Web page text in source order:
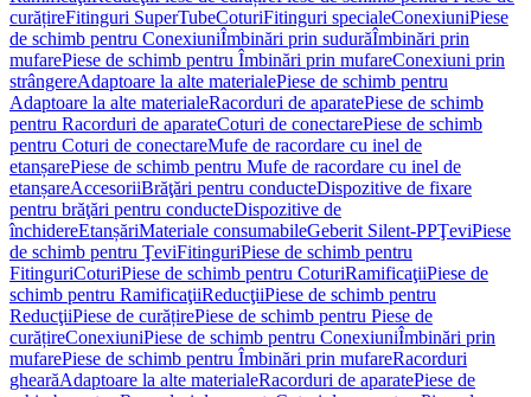
curățireFitinguri SuperTubeCoturiFitinguri specialeConexiuniPiese
de schimb pentru ConexiuniÎmbinări prin sudurăÎmbinări prin
mufarePiese de schimb pentru Îmbinări prin mufareConexiuni prin
strângereAdaptoare la alte materialePiese de schimb pentru
Adaptoare la alte materialeRacorduri de aparatePiese de schimb
pentru Racorduri de aparateCoturi de conectarePiese de schimb
pentru Coturi de conectareMufe de racordare cu inel de
etanșarePiese de schimb pentru Mufe de racordare cu inel de
etanșareAccesoriiBrăţări pentru conducteDispozitive de fixare
pentru brăţări pentru conducteDispozitive de
închidereEtanșăriMateriale consumabileGeberit Silent-PPŢeviPiese
de schimb pentru ŢeviFitinguriPiese de schimb pentru
FitinguriCoturiPiese de schimb pentru CoturiRamificaţiiPiese de
schimb pentru RamificaţiiReducţiiPiese de schimb pentru
ReducţiiPiese de curățirePiese de schimb pentru Piese de
curățireConexiuniPiese de schimb pentru ConexiuniÎmbinări prin
mufarePiese de schimb pentru Îmbinări prin mufareRacorduri
ghearăAdaptoare la alte materialeRacorduri de aparatePiese de